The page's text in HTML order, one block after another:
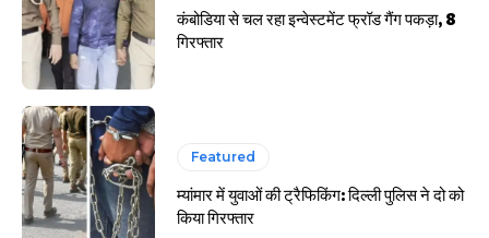
कंबोडिया से चल रहा इन्वेस्टमेंट फ्रॉड गैंग पकड़ा, 8
गिरफ्तार
Featured
म्यांमार में युवाओं की ट्रैफिकिंग: दिल्ली पुलिस ने दो को
किया गिरफ्तार